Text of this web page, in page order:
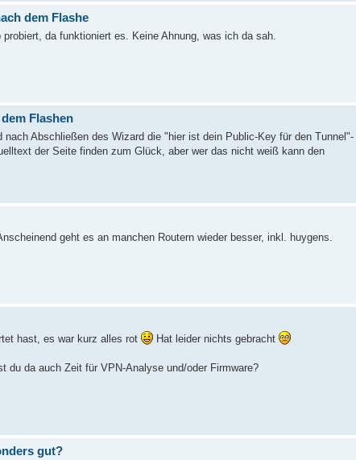
dem Flashe
da funktioniert es. Keine Ahnung, was ich da sah.
Flashen
Abschließen des Wizard die "hier ist dein Public-Key für den Tunnel"-
der Seite finden zum Glück, aber wer das nicht weiß kann den
geht es an manchen Routern wieder besser, inkl. huygens.
hast, es war kurz alles rot Hat leider nichts gebracht
du da auch Zeit für VPN-Analyse und/oder Firmware?
gut?